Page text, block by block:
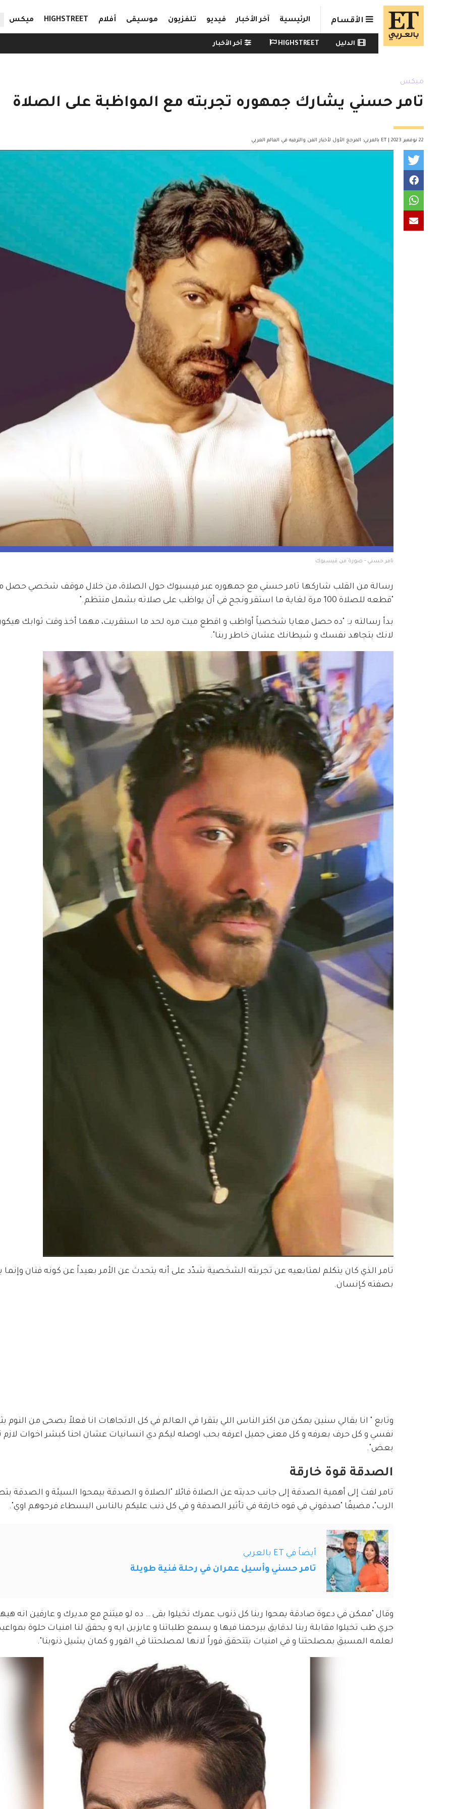
Skip to main content
الأقسام الرئيسية آخر الأخبار فيديو تلفزيون موسيقى أفلام HIGHSTREET ميكس
Watch menu
الدليل HIGHSTREET آخر الأخبار
ميكس
تامر حسني يشارك جمهوره تجربته مع المواظبة على الصلاة
22 نوفمبر 2023 | ET بالعربي: المرجع الأول لأخبار الفن والترفيه في العالم العربي
تامر حسني - صورة من فيسبوك
رسالة من القلب شاركها تامر حسني مع جمهوره عبر فيسبوك حول الصلاة، من خلال موقف شخصي حصل
"قطعه للصلاة 100 مرة لغاية ما استقر ونجح في أن يواظب على صلاته بشمل منتظم."
بدأ رسالته بـ: "ده حصل معايا شخصياً أواظب و اقطع ميت مره لحد ما استقريت، مهما أخذ وقت ثوابك
لانك بتجاهد نفسك و شيطانك عشان خاطر ربنا".
تامر الذي كان يتكلم لمتابعيه عن تجربته الشخصية شدّد على أنه يتحدث عن الأمر بعيداً عن كونه فنان وإنما
بصفته كإنسان.
وتابع " انا بقالي سنين يمكن من اكتر الناس اللي بتقرا في العالم في كل الاتجاهات انا فعلاً بصحى من النوم
نفسي و كل حرف بعرفه و كل معنى جميل اعرفه بحب اوصله ليكم دي انسانيات عشان احنا كبشر اخوات لازم
بعض".
الصدقة قوة خارقة
تامر لفت إلى أهمية الصدقة إلى جانب حديثه عن الصلاة قائلا "الصلاة و الصدقة بيمحوا السيئة و
الرب"، مضيفًا "صدقوني في قوه خارقة في تأثير الصدقة و في كل ذنب عليكم بالناس البسطاء فرحوهم اوي".
أيضاً في ET بالعربي
تامر حسني وأسيل عمران في رحلة فنية طويلة
وقال "ممكن في دعوة صادقة يمحوا ربنا كل ذنوب عمرك تخيلوا بقى … ده لو ميتنج مع مديرك و عارفين انه
جري طب تخيلوا مقابلة ربنا لدقايق بيرحمنا فيها و يسمع طلباتنا و عايزين ايه و يحقق لنا امنيات حلوة
لعلمه المسبق بمصلحتنا و في امنيات بتتحقق فوراً لانها لمصلحتنا في الفور و كمان يشيل ذنوبنا".